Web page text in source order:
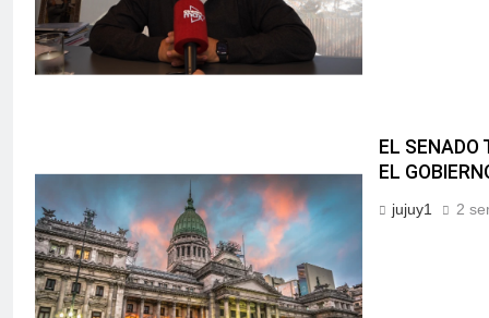
EL SENADO
EL
jujuy1 2